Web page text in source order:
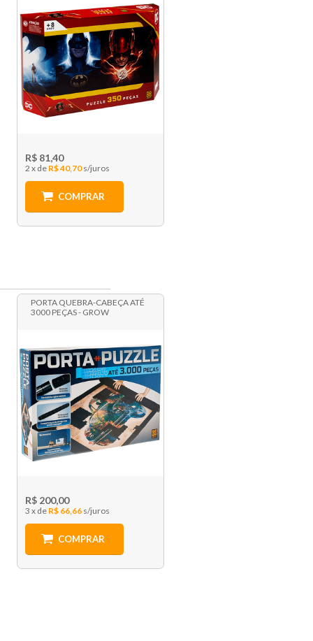
R$ 81,40
2 x R$ 40,70
COMPRAR
PORTA QUEBRA-CABEÇA ATÉ
3000 PEÇAS - GROW
R$ 200,00
3 x R$ 66,66
COMPRAR